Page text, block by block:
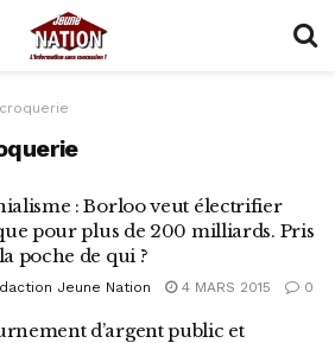
: Borloo veut électrifier
pour plus de 200 milliards. Pris
poche de qui ?
Jeune Nation 4 MARS 2015 0
d’argent public et